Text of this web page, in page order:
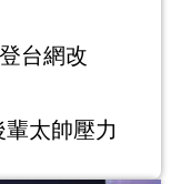
台網改
太帥壓力